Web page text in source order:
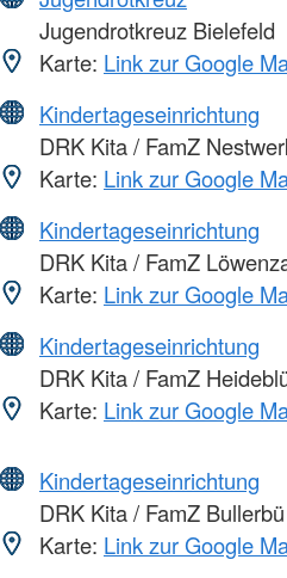
Jugendrotkreuz Bielefeld
Karte: Link zur Google
Kindertageseinrichtung
DRK Kita / FamZ
Karte: Link zur Google
Kindertageseinrichtung
DRK Kita / FamZ
Karte: Link zur Google
Kindertageseinrichtung
DRK Kita / FamZ
Karte: Link zur Google
Kindertageseinrichtung
DRK Kita / FamZ Bullerbü
Karte: Link zur Google